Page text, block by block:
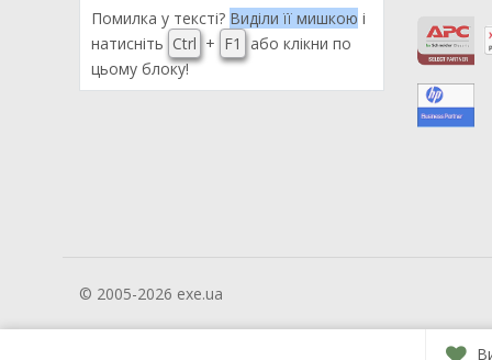
Помилка у тексті? Виділи її мишкою і
натисніть Ctrl + F1
або клікни по
цьому блоку!
© 2005-2026 exe.ua